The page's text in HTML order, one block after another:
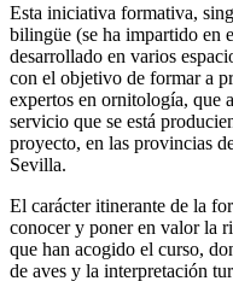
Esta iniciativa formativa,
bilingüe (se ha impartido en
desarrollado en varios
con el objetivo de formar a
expertos en ornitología, que
servicio que se está
proyecto, en las provincias
Sevilla.
El carácter itinerante de la
conocer y poner en valor la
que han acogido el curso,
de aves y la interpretación